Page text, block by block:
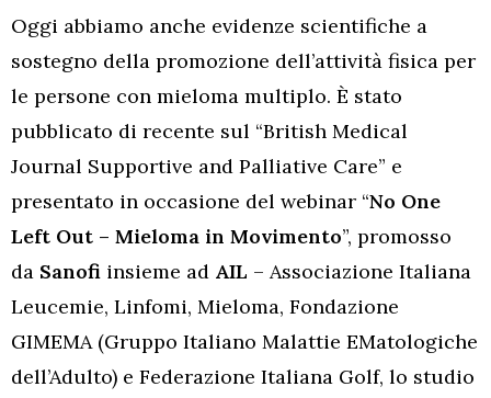
Oggi abbiamo anche evidenze scientifiche a
sostegno della promozione dell’attività fisica per
le persone con mieloma multiplo. È stato
pubblicato di recente sul “British Medical
Journal Supportive and Palliative Care” e
presentato in occasione del webinar “No One
Left Out – Mieloma in Movimento”, promosso
da Sanofi insieme ad AIL – Associazione Italiana
Leucemie, Linfomi, Mieloma, Fondazione
GIMEMA (Gruppo Italiano Malattie EMatologiche
dell’Adulto) e Federazione Italiana Golf, lo studio